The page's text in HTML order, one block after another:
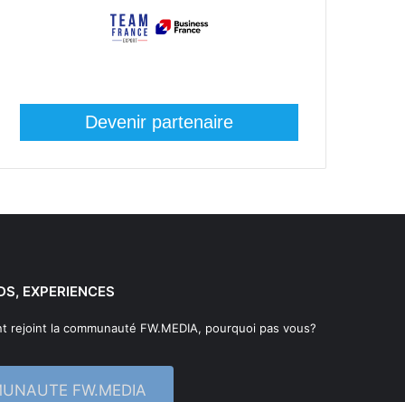
Devenir partenaire
EXPERIENCES
rejoint la communauté FW.MEDIA, pourquoi pas vous?
FW.MEDIA